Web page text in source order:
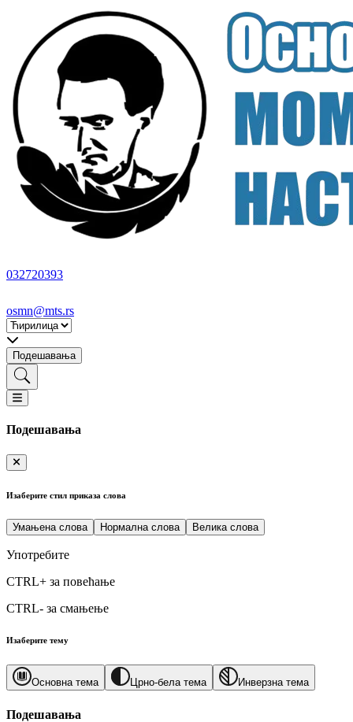
032720393
osmn@mts.rs
Подешавања
Подешавања
Изаберите стил приказа слова
Умањена слова Нормална слова Велика слова
Употребите
CTRL+ за повећање
CTRL- за смањење
Изаберите тему
Основна тема Црно-бела тема Инверзна тема
Подешавања